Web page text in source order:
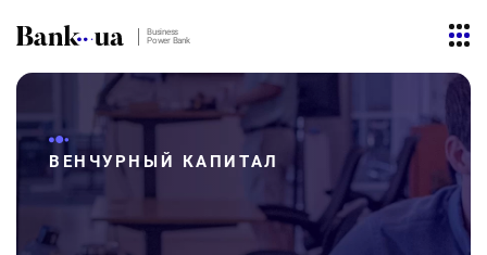
Business
Power Bank
ВЕНЧУРНЫЙ КАПИТАЛ